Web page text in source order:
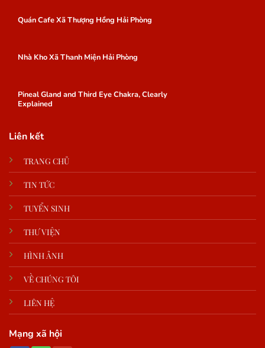
Quán Cafe Xã Thượng Hồng Hải Phòng
Nhà Kho Xã Thanh Miện Hải Phòng
Pineal Gland and Third Eye Chakra, Clearly
Explained
Liên kết
TRANG CHỦ
TIN TỨC
TUYỂN SINH
THƯ VIỆN
HÌNH ẢNH
VỀ CHÚNG TÔI
LIÊN HỆ
Mạng xã hội